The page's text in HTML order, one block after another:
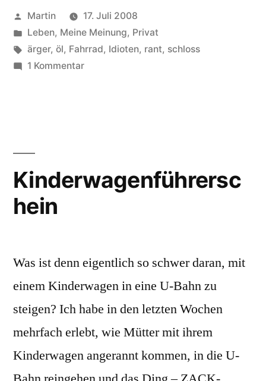
Öl!!!“Veröffentlicht
von
Martin
17. Juli 2008
Veröffentlicht
unter
Leben, Meine Meinung, Privat
Schlagwörter:
ärger, öl, Fahrrad, Idioten, rant, schloss
1 Kommentarzu
Kinderwagenführersc
hein
Was ist denn eigentlich so schwer daran, mit
einem Kinderwagen in eine U-Bahn zu
steigen? Ich habe in den letzten Wochen
mehrfach erlebt, wie Mütter mit ihrem
Kinderwagen angerannt kommen, in die U-